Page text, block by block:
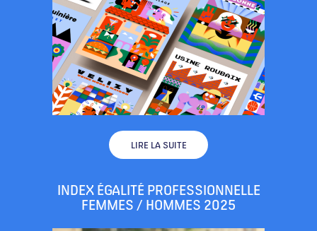
LIRE LA SUITE
INDEX ÉGALITÉ PROFESSIONNELLE
FEMMES / HOMMES 2025